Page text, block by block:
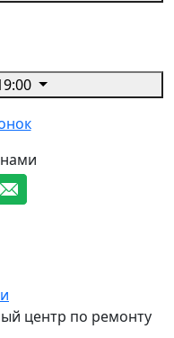
центр по ремонту